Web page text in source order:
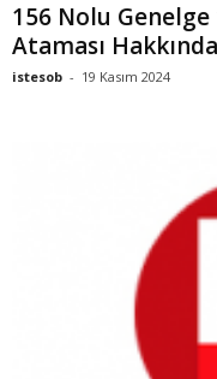
156 Nolu
Ataması
istesob - 19 Kasım 2024